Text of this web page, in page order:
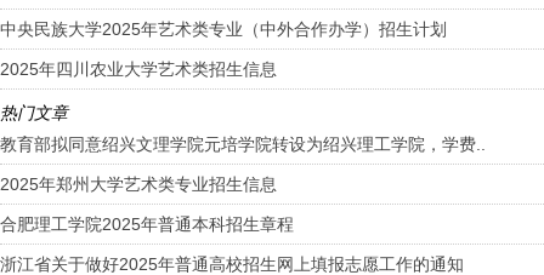
中央民族大学2025年艺术类专业（中外合作办学）招生计划
2025年四川农业大学艺术类招生信息
热门文章
教育部拟同意绍兴文理学院元培学院转设为绍兴理工学院，学费..
2025年郑州大学艺术类专业招生信息
合肥理工学院2025年普通本科招生章程
浙江省关于做好2025年普通高校招生网上填报志愿工作的通知